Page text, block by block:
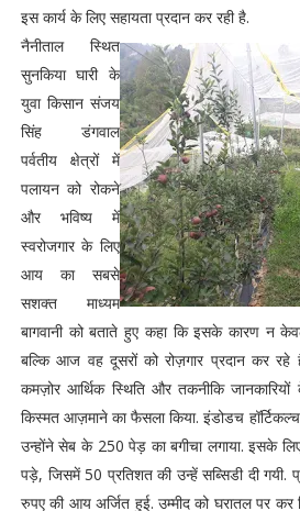
इस कार्य के लिए सहायता प्रदान कर रही है.
नैनीताल स्थित
सुनकिया घारी के
युवा किसान संजय
सिंह डंगवाल
पर्वतीय क्षेत्रों में
पलायन को रोकने
और भविष्य में
स्वरोजगार के लिए
आय का सबसे
सशक्त माध्यम
बागवानी को बताते हुए कहा कि इसके कारण न
बल्कि आज वह दूसरों को रोज़गार प्रदान कर रहे
कमज़ोर आर्थिक स्थिति और तकनीकि
किस्मत आज़माने का फैसला किया. इंडोडच
उन्होंने सेब के 250 पेड़ का बगीचा लगाया. इसके
पड़े, जिसमें 50 प्रतिशत की उन्हें सब्सिडी दी
रुपए की आय अर्जित हुई. उम्मीद को घरातल पर कर